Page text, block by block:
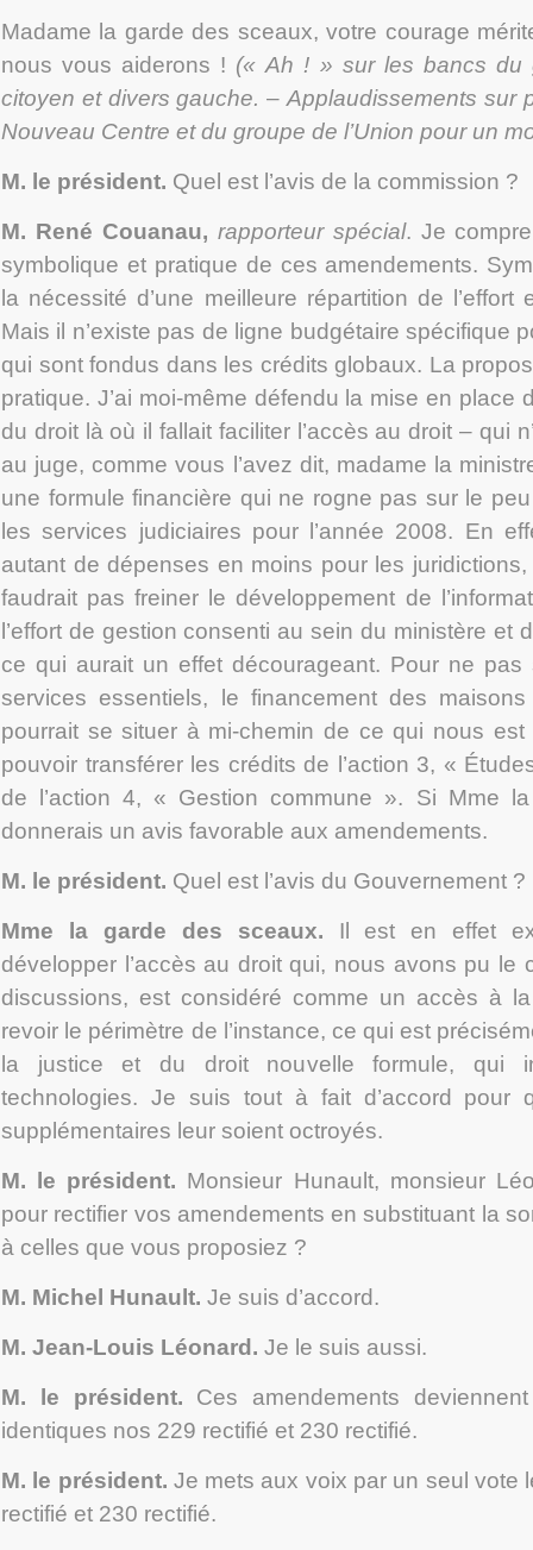
Madame la garde des sceaux, votre courage
nous vous aiderons ! (« Ah ! » sur les bancs du
citoyen et divers gauche. –Applaudissements sur
Nouveau Centre et du groupe de l’Union pour un
M. le président. Quel est l’avis de la commission ?
M. René Couanau, rapporteur spécial. Je
symbolique et pratique de ces amendements.
la nécessité d’une meilleure répartition de
Mais il n’existe pas de ligne budgétaire spécifique
qui sont fondus dans les crédits globaux. La
pratique. J’ai moi-même défendu la mise en place
du droit là où il fallait faciliter l’accès au droit – qui
au juge, comme vous l’avez dit, madame la
une formule financière qui ne rogne pas sur le
les services judiciaires pour l’année 2008. En
autant de dépenses en moins pour les
faudrait pas freiner le développement de
l’effort de gestion consenti au sein du ministère et
ce qui aurait un effet décourageant. Pour ne
services essentiels, le financement des
pourrait se situer à mi-chemin de ce qui nous est
pouvoir transférer les crédits de l’action 3, «
de l’action 4, « Gestion commune ». Si Mme
donnerais un avis favorable aux amendements.
M. le président. Quel est l’avis du Gouvernement ?
Mme la garde des sceaux. Il est en effet
développer l’accès au droit qui, nous avons pu le
discussions, est considéré comme un accès à
revoir le périmètre de l’instance, ce qui est
la justice et du droit nouvelle formule, qui
technologies. Je suis tout à fait d’accord pour
supplémentaires leur soient octroyés.
M. le président. Monsieur Hunault, monsieur
pour rectifier vos amendements en substituant la
à celles que vous proposiez ?
M. Michel Hunault. Je suis d’accord.
M. Jean-Louis Léonard . Je le suis aussi.
M. le président. Ces amendements
identiques nos 229 rectifié et 230 rectifié.
M. le président. Je mets aux voix par un seul vote
rectifié et 230 rectifié.